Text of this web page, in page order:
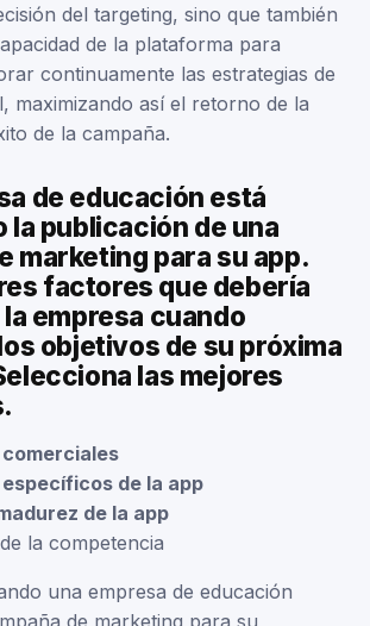
del targeting, sino que también
de la plataforma para
continuamente las estrategias de
maximizando así el retorno de la
de la campaña.
de educación está
la publicación de una
marketing para su app.
factores que debería
empresa cuando
objetivos de su próxima
las mejores
de la app
de la app
la competencia
una empresa de educación